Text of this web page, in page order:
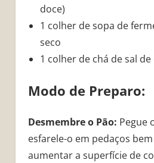
doce)
1 colher de sopa de
seco
1 colher de chá de sal
Modo de Preparo:
Desmembre o Pão: Pegue
esfarele-o em pedaços
aumentar a superfície de